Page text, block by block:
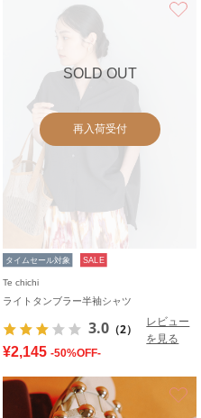
SOLD OUT
再入荷受付
タイムセール対象 SALE
Te chichi
ライトタンブラー半袖シャツ
3.0 （2）
レビュー
を見る
¥2,145 -50%OFF-
お気に入り